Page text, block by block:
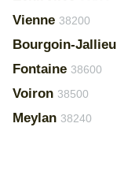
Vienne 38200
Bourgoin-Jallieu
Fontaine 38600
Voiron 38500
Meylan 38240